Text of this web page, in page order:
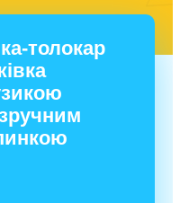
толокар